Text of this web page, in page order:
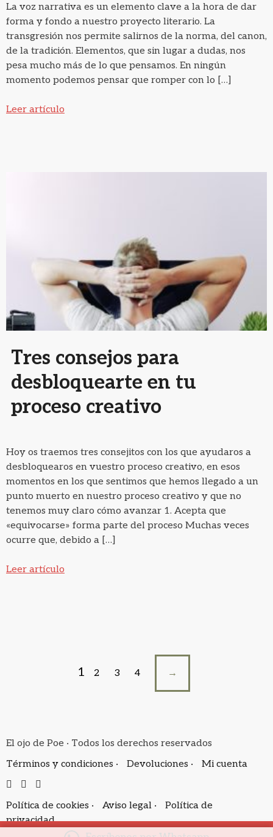
La voz narrativa es un elemento clave a la hora de dar
forma y fondo a nuestro proyecto literario. La
transgresión nos permite salirnos de la norma, del canon,
de la tradición. Elementos, que sin lugar a dudas, nos
pesa mucho más de lo que pensamos. En ningún
momento podemos pensar que romper con lo […]
Leer artículo
Tres consejos para
desbloquearte en tu
proceso creativo
Hoy os traemos tres consejitos con los que ayudaros a
desbloquearos en vuestro proceso creativo, en esos
momentos en los que sentimos que hemos llegado a un
punto muerto en nuestro proceso creativo y que no
tenemos muy claro cómo avanzar 1. Acepta que
«equivocarse» forma parte del proceso Muchas veces
ocurre que, debido a […]
Leer artículo
1 2 3 4 →
El ojo de Poe · Todos los derechos reservados
Términos y condiciones ·
Devoluciones · Mi cuenta
Política de cookies · Aviso legal ·
Política de
privacidad